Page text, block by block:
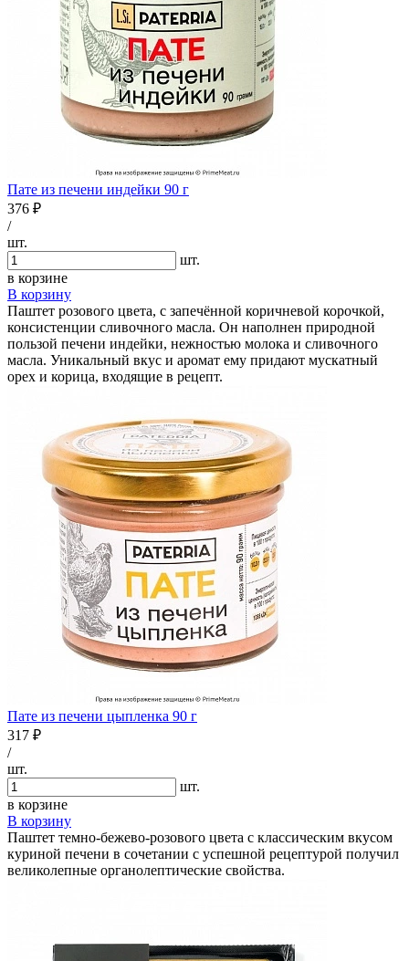
Пате из печени индейки 90 г
376 ₽
/
шт.
шт.
в корзине
В корзину
Паштет розового цвета, с запечённой коричневой корочкой,
консистенции сливочного масла. Он наполнен природной
пользой печени индейки, нежностью молока и сливочного
масла. Уникальный вкус и аромат ему придают мускатный
орех и корица, входящие в рецепт.
Пате из печени цыпленка 90 г
317 ₽
/
шт.
шт.
в корзине
В корзину
Паштет темно-бежево-розового цвета с классическим вкусом
куриной печени в сочетании с успешной рецептурой получил
великолепные органолептические свойства.